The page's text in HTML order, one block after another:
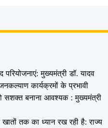
मुख्यमंत्री डॉ. यादव
कार्यक्रमों के प्रभावी
सशक्त बनाना आवश्यक : मुख्यमंत्री
तक का ध्यान रख रही है: राज्य